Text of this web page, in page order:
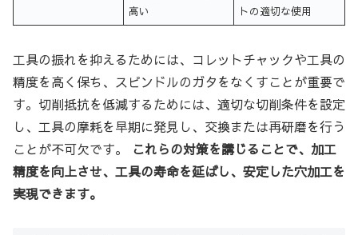
高い
トの適切な使用
工具の振れを抑えるためには、コレットチャックや工具の
精度を高く保ち、スピンドルのガタをなくすことが重要で
す。切削抵抗を低減するためには、適切な切削条件を設定
し、工具の摩耗を早期に発見し、交換または再研磨を行う
ことが不可欠です。 これらの対策を講じることで、加工
精度を向上させ、工具の寿命を延ばし、安定した穴加工を
実現できます。